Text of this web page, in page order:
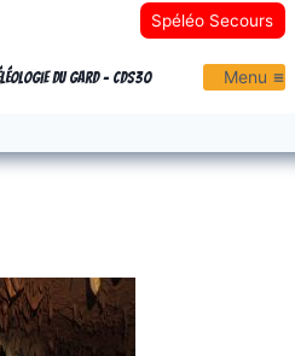
Spéléo Secours
du Gard - CDS30 Menu